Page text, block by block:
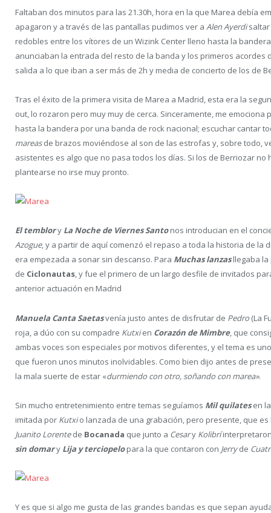
Faltaban dos minutos para las 21.30h, hora en la que Marea debía
apagaron y a través de las pantallas pudimos ver a Alen Ayerdisaltar
redobles entre los vítores de un Wizink Center lleno hasta la
anunciaban la entrada del resto de la banda y los primeros acordes
salida a lo que iban a ser más de 2h y media de concierto de los de
Tras el éxito de la primera visita de Marea a Madrid, esta era la
out, lo rozaron pero muy muy de cerca. Sinceramente, me
hasta la bandera por una banda de rock nacional; escuchar cantar
mareasde brazos moviéndose al son de las estrofas y, sobre todo,
asistentes es algo que no pasa todos los días. Si los de Berriozar
plantearse no irse muy pronto.
El temblory La Noche de Viernes Santonos introducian en el
Azogue, y a partir de aquí comenzó el repaso a toda la historia de la
era empezada a sonar sin descanso. Para Muchas lanzasllegaba la
de Ciclonautas, y fue el primero de un largo desfile de invitados
anterior actuación en Madrid
Manuela Canta Saetasvenía justo antes de disfrutar de Pedro (La
roja, a dúo con su compadre Kutxien Corazón de Mimbre, que
ambas voces son especiales por motivos diferentes, y el tema es
que fueron unos minutos inolvidables. Como bien dijo antes de
la mala suerte de estar «durmiendo con otro, soñando con marea».
Sin mucho entretenimiento entre temas seguíamos Mil quilatesen
imitada por Kutxio lanzada de una grabación, pero presente, que
Juanito Lorentede Bocanada que junto a Cesary Kolibrí
sin domary Lija y terciopelopara la que contaron con Jerryde
Y es que si algo me gusta de las grandes bandas es que sepan